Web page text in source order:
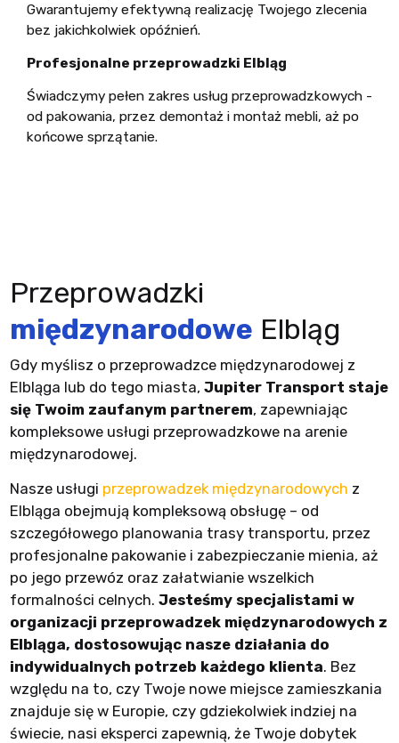
Gwarantujemy efektywną realizację Twojego zlecenia
bez jakichkolwiek opóźnień.
Profesjonalne przeprowadzki Elbląg
Świadczymy pełen zakres usług przeprowadzkowych -
od pakowania, przez demontaż i montaż mebli, aż po
końcowe sprzątanie.
Przeprowadzki
międzynarodowe Elbląg
Gdy myślisz o przeprowadzce międzynarodowej z
Elbląga lub do tego miasta, Jupiter Transport staje
się Twoim zaufanym partnerem, zapewniając
kompleksowe usługi przeprowadzkowe na arenie
międzynarodowej.
Nasze usługi przeprowadzek międzynarodowych z
Elbląga obejmują kompleksową obsługę – od
szczegółowego planowania trasy transportu, przez
profesjonalne pakowanie i zabezpieczanie mienia, aż
po jego przewóz oraz załatwianie wszelkich
formalności celnych. Jesteśmy specjalistami w
organizacji przeprowadzek międzynarodowych z
Elbląga, dostosowując nasze działania do
indywidualnych potrzeb każdego klienta. Bez
względu na to, czy Twoje nowe miejsce zamieszkania
znajduje się w Europie, czy gdziekolwiek indziej na
świecie, nasi eksperci zapewnią, że Twoje dobytek